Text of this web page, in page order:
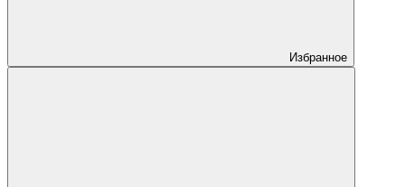
Избранное